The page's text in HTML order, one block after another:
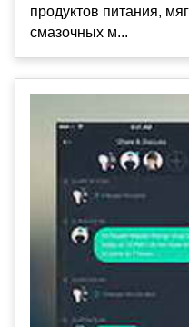
продуктов питания,
смазочных м...